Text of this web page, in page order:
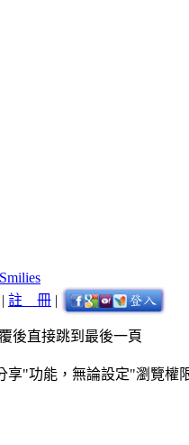
Smilies
| 註 冊 |
後直接跳到最後一頁
無論設定"瀏覽權限"為